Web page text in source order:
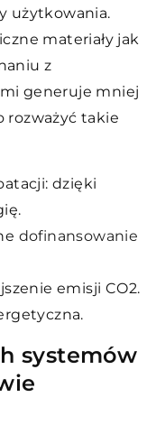
użytkowania.
materiały jak
z
generuje mniej
rozważyć takie
dzięki
dofinansowanie
emisji CO2.
systemów